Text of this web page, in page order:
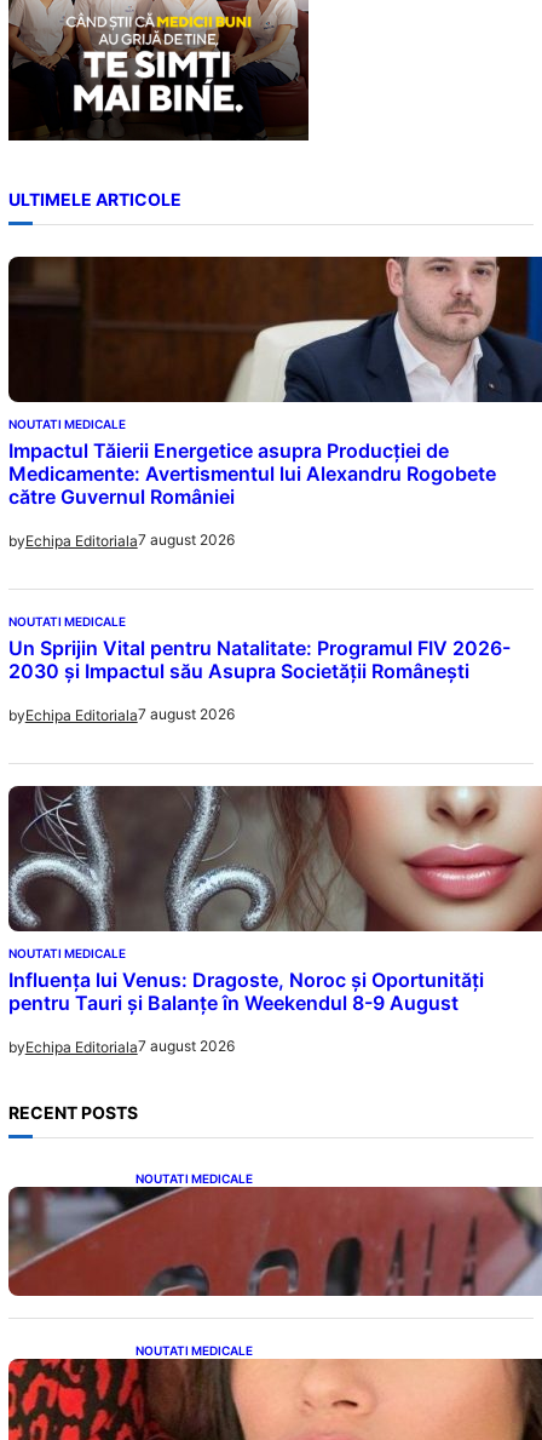
ULTIMELE ARTICOLE
NOUTATI MEDICALE
Impactul Tăierii Energetice asupra Producției de
Medicamente: Avertismentul lui Alexandru Rogobete
către Guvernul României
byEchipa Editoriala7 august 2026
NOUTATI MEDICALE
Un Sprijin Vital pentru Natalitate: Programul FIV 2026-
2030 și Impactul său Asupra Societății Românești
byEchipa Editoriala7 august 2026
NOUTATI MEDICALE
Influența lui Venus: Dragoste, Noroc și Oportunități
pentru Tauri și Balanțe în Weekendul 8-9 August
byEchipa Editoriala7 august 2026
RECENT POSTS
NOUTATI MEDICALE
Reforma Educațională din Liceu: O
Schimbare Fundamentală pentru Generațiile
NOUTATI MEDICALE
Alina Pușcău și Lupta cu Metastaza: O
Poveste de Curaj și Inspirație